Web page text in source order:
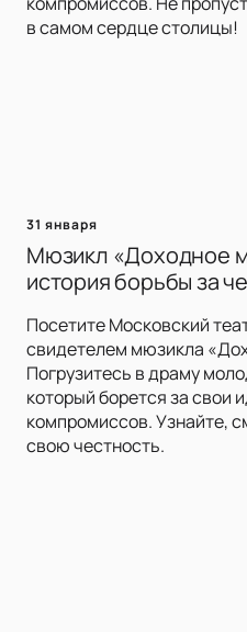
в самом сердце столицы!
31 января
Мюзикл «Доходное
история борьбы за
Посетите Московский
свидетелем мюзикла
Погрузитесь в драму
который борется за свои
компромиссов. Узнайте,
свою честность.